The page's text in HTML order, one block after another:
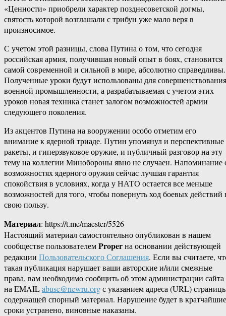
«Ценности» приобрели характер позднесоветской догмы,
святость которой возглашали с трибун уже мало веря в
произносимое.
С учетом этой разницы, слова Путина о том, что сегодня
российская армия, получившая новый опыт в боях, становится
самой современной и сильной в мире, абсолютно справедливы.
Полученные уроки будут использованы для совершенствования
военной промышленности, а разрабатываемая с учетом этих
уроков новая техника станет залогом возможностей армии
следующего поколения.
Из акцентов Путина на вооружении особо отметим его
внимание к ядерной триаде. Путин упомянул и перспективные
ракеты, и гиперзвуковое оружие, и публичный разговор на эту
тему на коллегии Минобороны явно не случаен. Напоминание
возможностях ядерного оружия сейчас лучшая гарантия
спокойствия в условиях, когда у НАТО остается все меньше
возможностей для того, чтобы повернуть ход боевых действий
свою пользу.
Материал: https://t.me/maester/5526
Настоящий материал самостоятельно опубликован в нашем
сообществе пользователемProperна основании действующей
редакции Пользовательского Соглашения. Если вы считаете,
такая публикация нарушает ваши авторские и/или смежные
права, вам необходимо сообщить об этом администрации сайта
на EMAILabuse@newru.orgс указанием адреса (URL)
содержащей спорный материал. Нарушение будет в кратчайшие
сроки устранено, виновные наказаны.